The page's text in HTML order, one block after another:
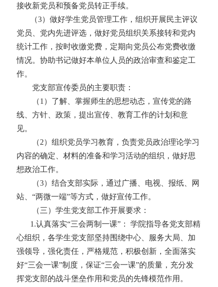
接收新党员和预备党员转正手续。
（3）做好学生党员管理工作，组织开展民主评议
党员、党内先进评选，做好党员组织关系接转和党内
统计工作，按时收缴党费，定期向党员公布党费收缴
情况。协助书记做好本单位人员的政治审查和鉴定工
作。
党支部宣传委员的主要职责：
（1）了解、掌握师生的思想动态，宣传党的路
线、方针、政策，提出宣传、教育工作的计划和意
见。
（2）组织党员学习教育，负责党员政治理论学习
内容的确定、材料的准备和学习活动的组织，做好思
想政治工作。
（3）结合支部实际，通过广播、电视、报纸、网
站、“两微一端”等方式，做好宣传工作。
（三）学生党支部工作开展要求：
1 .认真落实“三会两制一课”：
学院指导各党支部精
心组织，各学生党支部坚持围绕中心、服务大局、加
强领导，强化责任，严格规范，积极创新，全面落实
好“三会一课”制度，保证“三会一课”的质量，充分发
挥党支部的战斗堡垒作用和党员的先锋模范作用。